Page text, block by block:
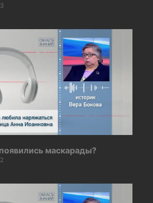
маскарады?